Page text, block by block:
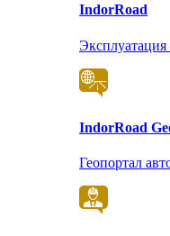
IndorRoad
IndorRoad
Геопортал